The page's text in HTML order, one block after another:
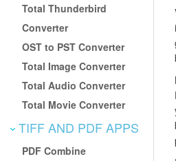
Total Thunderbird
Converter
OST to PST Converter
Total Image Converter
Total Audio Converter
Total Movie Converter
TIFF AND PDF APPS
PDF Combine